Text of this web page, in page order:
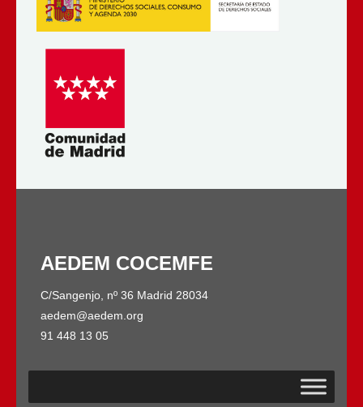
AEDEM COCEMFE
C/Sangenjo, nº 36 Madrid 28034
aedem@aedem.org
91 448 13 05